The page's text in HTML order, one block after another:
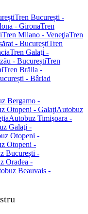
Tren București -
- GironaTren
Tren Milano - VeneţiaTren
- BucureștiTren
Tren Galaţi -
- BucureștiTren
Tren Brăila -
- Bârlad
Bergamo -
Otopeni - GalaţiAutobuz
Autobuz Timişoara -
Galaţi -
Otopeni -
Otopeni -
București -
Oradea -
Beauvais -